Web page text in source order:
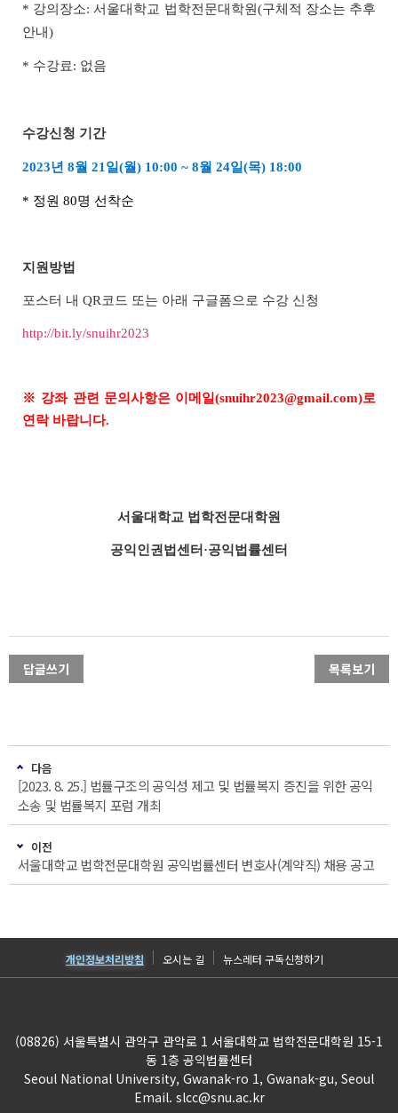
* 강의장소: 서울대학교 법학전문대학원(구체적 장소는 추후
안내)
* 수강료: 없음
수강신청 기간
2023년 8월 21일(월) 10:00 ~ 8월 24일(목) 18:00
* 정원 80명 선착순
지원방법
포스터 내 QR코드 또는 아래 구글폼으로 수강 신청
http://bit.ly/snuihr2023
※ 강좌 관련 문의사항은 이메일(snuihr2023@gmail.com)로
연락 바랍니다.
서울대학교 법학전문대학원
공익인권법센터·공익법률센터
답글쓰기 목록보기
다음
[2023. 8. 25.] 법률구조의 공익성 제고 및 법률복지 증진을 위한 공익
소송 및 법률복지 포럼 개최
이전
서울대학교 법학전문대학원 공익법률센터 변호사(계약직) 채용 공고
개인정보처리방침 오시는 길 뉴스레터 구독신청하기
(08826) 서울특별시 관악구 관악로 1 서울대학교 법학전문대학원 15-1
동 1층 공익법률센터
Seoul National University, Gwanak-ro 1, Gwanak-gu, Seoul
Email. slcc@snu.ac.kr